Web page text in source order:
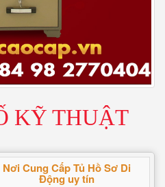
KỸ THUẬT
Nơi Cung Cấp Tủ Hồ Sơ Di
Động uy tín